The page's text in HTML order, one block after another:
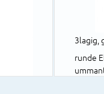
3lagig,
runde